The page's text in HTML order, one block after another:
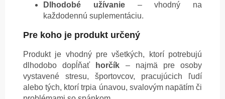
Dlhodobé užívanie– vhodný na
každodennú suplementáciu.
Pre koho je produkt určený
Produkt je vhodný pre všetkých, ktorí potrebujú
dlhodobo dopĺňať
horčík – najmä pre osoby
vystavené stresu, športovcov, pracujúcich ľudí
alebo tých, ktorí trpia únavou, svalovým napätím či